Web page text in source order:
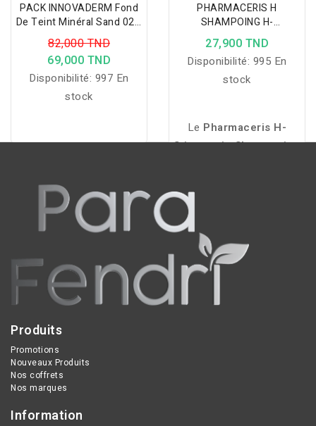
PACK INNOVADERM Fond
De Teint Minéral Sand 02 +
LRP MOUSSE
NETTOYANTE VIT C
82,000 TND
69,000 TND
Disponibilité: 997 En
stock
PHARMACERIS H
SHAMPOING H-
KERATINEUM CHEVEUX
FINS ET AFFAIBLIS
27,900 TND
Disponibilité: 995 En
stock
Le Pharmaceris H-
Stimupurin Shampooing
soin stimulant conçu
croissance des cheveux
et renforcer la fibre
capillaire. Il aide à
plus forts, denses et en
Produits
Promotions
Nouveaux Produits
Nos coffrets
Nos marques
Information